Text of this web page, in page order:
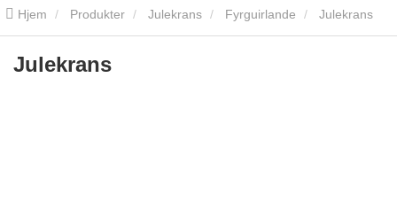
Hjem Produkter Julekrans Fyrguirlande Julekrans
Julekrans